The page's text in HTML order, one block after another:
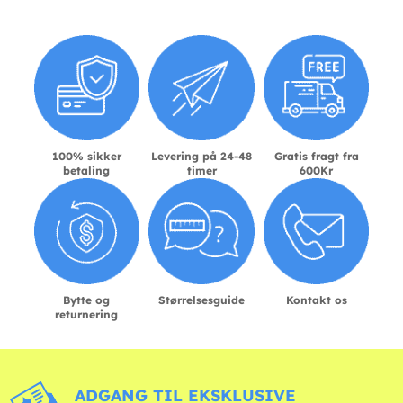
100% sikker
betaling
Levering på 24-48
timer
Gratis fragt fra
600Kr
Bytte og
returnering
Størrelsesguide Kontakt os
ADGANG TIL EKSKLUSIVE